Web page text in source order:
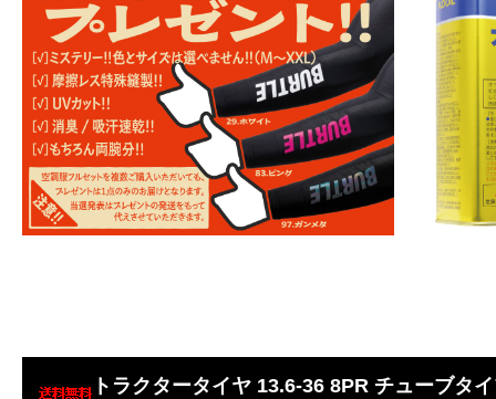
トラクタータイヤ 13.6-36 8PR チューブタ